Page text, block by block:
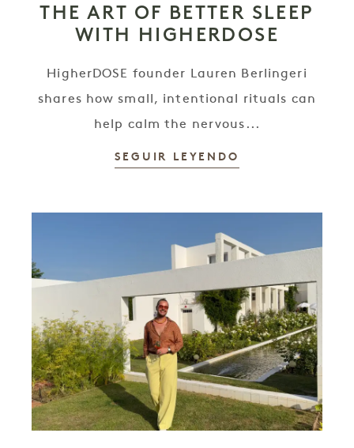
THE ART OF BETTER SLEEP
WITH HIGHERDOSE
HigherDOSE founder Lauren Berlingeri
shares how small, intentional rituals can
help calm the nervous...
SEGUIR LEYENDO